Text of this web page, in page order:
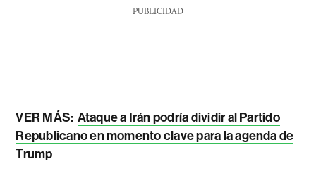
PUBLICIDAD
VER MÁS: Ataque a Irán podría dividir al Partido
Republicano en momento clave para la agenda de
Trump